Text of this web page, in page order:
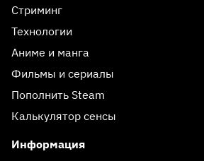
Стриминг
Технологии
Аниме и манга
Фильмы и сериалы
Пополнить Steam
Калькулятор сенсы
Информация